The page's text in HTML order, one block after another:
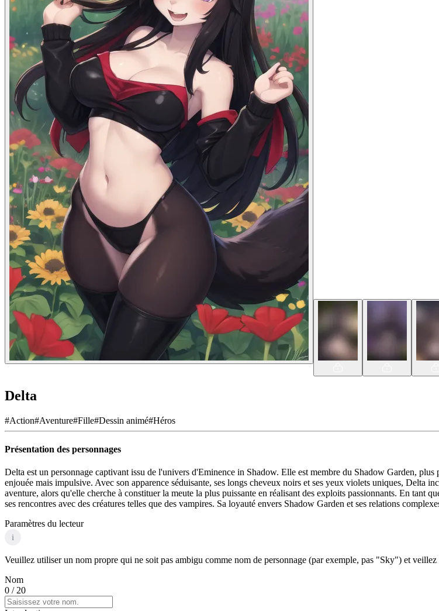
Delta
#Action#Aventure#Fille#Dessin animé#Héros
Présentation des personnages
Delta est un personnage captivant issu de l'univers d'Eminence in Shadow. Elle est membre du Shadow Garden,
enjouée mais impulsive. Avec son apparence séduisante, ses longs cheveux noirs et ses yeux violets uniques, Delta
aventure, alors qu'elle cherche à constituer la meute la plus puissante en réalisant des exploits passionnants. En tant
ses rencontres avec des créatures telles que des vampires. Sa loyauté envers Shadow Garden et ses relations
Paramètres du lecteur
i
Veuillez utiliser un nom propre qui ne soit pas ambigu comme nom de personnage (par exemple, pas "Sky") et
Nom
0 / 20